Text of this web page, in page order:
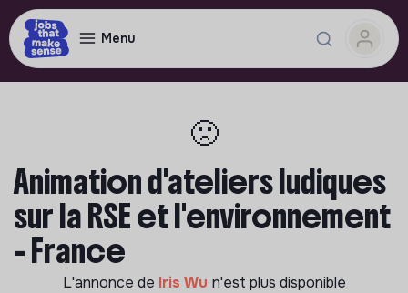
Menu
🙁
Animation d'ateliers ludiques
sur la RSE et l'environnement
- France
L'annonce de Iris Wu n'est plus disponible